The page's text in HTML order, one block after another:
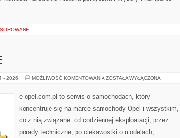
- 2026 MOŻLIWOŚĆ KOMENTOWANIA OPEL
ZOSTAŁA WYŁĄCZONA
e-opel.com.pl to serwis o samochodach, który
koncentruje się na marce samochody Opel i wszystkim,
co z nią związane: od codziennej eksploatacji, przez
porady techniczne, po ciekawostki o modelach,